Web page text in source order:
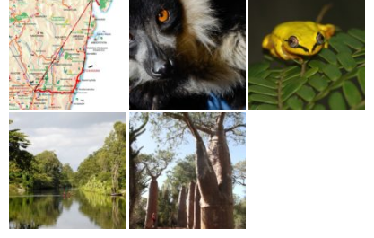
Nördliche
Ostküste
Insel Sainte Marie
Madagaskar –
Das
Tropenparadies
Maroantsetra
Masoala
Andasibe bis
Maroantsetra
Moramanga bis
Andasibe